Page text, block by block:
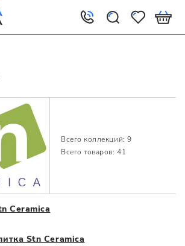
Всего коллекций: 9
Всего товаров: 41
Ceramica
Stn Ceramica